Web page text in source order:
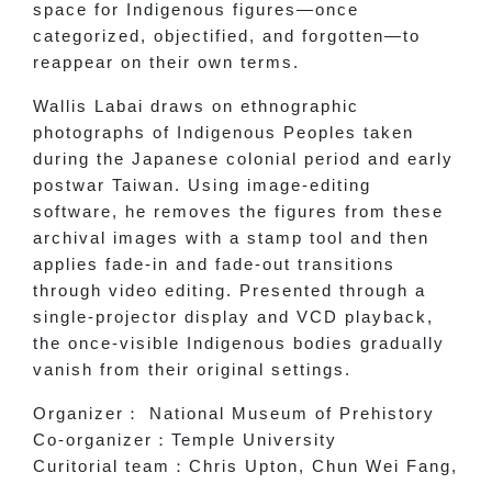
space for Indigenous figures—once
categorized, objectified, and forgotten—to
reappear on their own terms.
Wallis Labai draws on ethnographic
photographs of Indigenous Peoples taken
during the Japanese colonial period and early
postwar Taiwan. Using image-editing
software, he removes the figures from these
archival images with a stamp tool and then
applies fade-in and fade-out transitions
through video editing. Presented through a
single-projector display and VCD playback,
the once-visible Indigenous bodies gradually
vanish from their original settings.
Organizer ：
National Museum of Prehistory
Co-organizer ： Temple University
Curitorial team ： Chris Upton, Chun Wei Fang,